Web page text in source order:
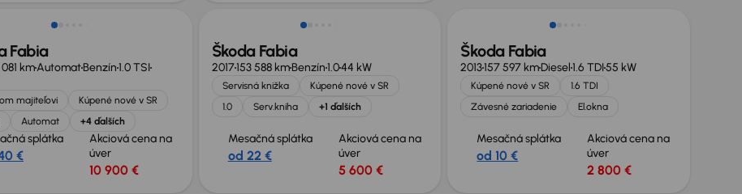
Fabia
kmAutomatBenzín1.0 TSI
majiteľovi
Kúpené nové v SR
Automat +4 ďalších
splátka
€
Akciová cena na
úver
10 900 €
Škoda Fabia
2017153 588 kmBenzín1.044 kW
Servisná knižka
Kúpené nové v SR
1.0
Serv.kniha +1 ďalších
Mesačná splátka
od 22 €
Akciová cena na
úver
5 600 €
Škoda Fabia
2013157 597 kmDiesel1.6 TDI55 kW
Kúpené nové v SR
1.6 TDI
Závesné zariadenie
El.okna
Mesačná splátka
od 10 €
Akciová cena na
úver
2 800 €